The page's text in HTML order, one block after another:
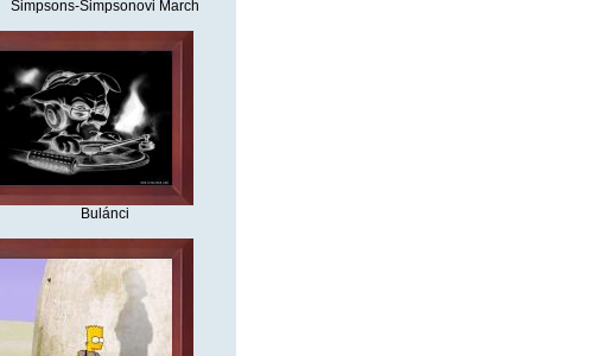
Simpsons-Simpsonovi March
Bulánci